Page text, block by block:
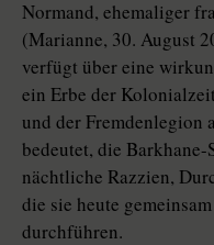
Normand, ehemaliger
(Marianne, 30. August
verfügt über eine
ein Erbe der
und der Fremdenlegion
bedeutet, die
nächtliche Razzien,
die sie heute
durchführen.